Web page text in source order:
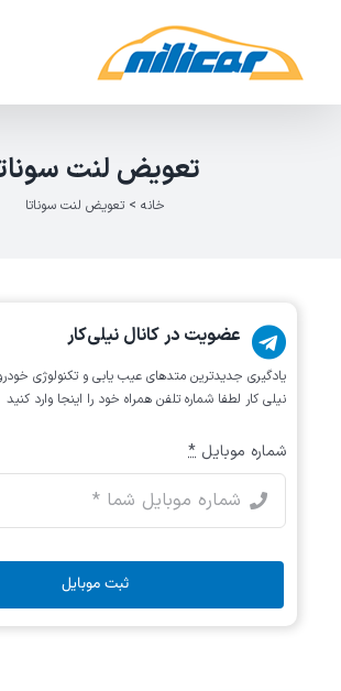
content
تعویض لنت
خانه >تعویض لنت سوناتا
عضویت در کانال نیلی‌کار
یادگیری جدیدترین متد‌های عیب یابی‌ و تکنولوژی خودرو
نیلی کار لطفا شماره تلفن همراه خود را اینجا وارد کنید
شماره موبایل *
ثبت موبایل